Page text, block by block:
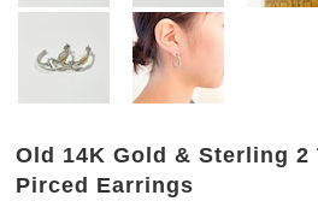
Old 14K Gold & Sterling 2
Pirced Earrings